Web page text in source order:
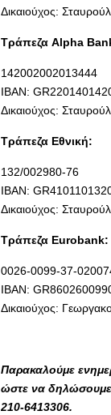
Δικαιούχος:
Τράπεζα Alpha
142002002013444
ΙΒΑΝ:
Δικαιούχος:
Τράπεζα Εθνική:
132/002980-76
ΙΒΑΝ:
Δικαιούχος:
Τράπεζα Eurobank:
0026-0099-37-
IBAN:
Δικαιούχος:
Παρακαλούμε
ώστε να
210-6413306.